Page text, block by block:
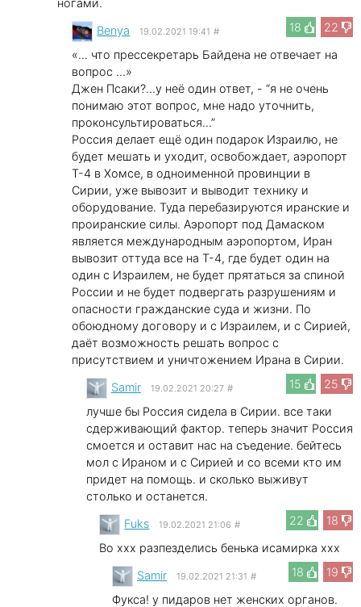
18
22
Benya 19.02.2021 19:41 #
«... что пресcекретарь Байдена не отвечает на
вопрос ...»
Джен Псаки?...у неё один ответ, - “я не очень
понимаю этот вопрос, мне надо уточнить,
проконсультироваться...”
Россия делает ещё один подарок Израилю, не
будет мешать и уходит, освобождает, аэропорт
Т-4 в Хомсе, в одноименной провинции в
Сирии, уже вывозит и выводит технику и
оборудование. Туда перебазируются иранские и
проиранские силы. Аэропорт под Дамаском
является международным аэропортом, Иран
вывозит оттуда все на Т-4, где будет один на
один с Израилем, не будет прятаться за спиной
России и не будет подвергать разрушениям и
опасности гражданские суда и жизни. По
обоюдному договору и с Израилем, и с Сирией,
даёт возможность решать вопрос с
присутствием и уничтожением Ирана в Сирии.
15
25
Samir 19.02.2021 20:27 #
лучше бы Россия сидела в Сирии. все таки
сдерживающий фактор. теперь значит Россия
смоется и оставит нас на съедение. бейтесь
мол с Ираном и с Сирией и со всеми кто им
придет на помощь. и сколько выживут
столько и останется.
22
18
Fuks 19.02.2021 21:06 #
Во xxx разпезделись бенька исамирка xxx
18
19
Samir 19.02.2021 21:31 #
Фукса! у пидаров нет женских органов.